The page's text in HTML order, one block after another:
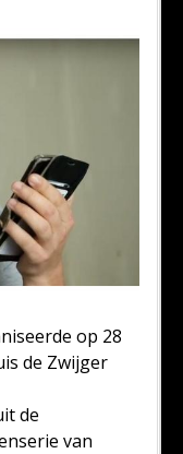
op 28
de Zwijger
de
van